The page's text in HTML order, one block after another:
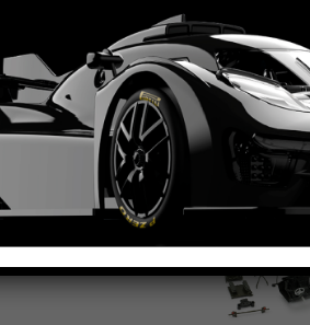
1521/1521B/
PORSCHE 908/3 BODY KIT CLEAR
VEDI TUTORIAL
VEDI IL PRODOTTO